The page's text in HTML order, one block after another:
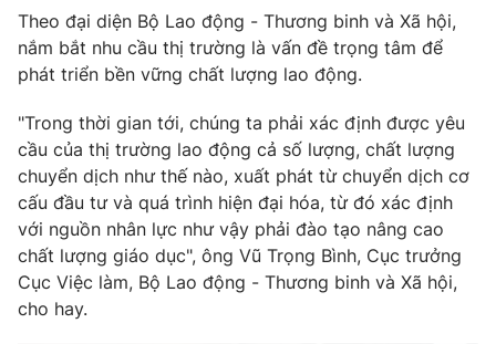
Theo đại diện Bộ Lao động - Thương binh và Xã hội,
nắm bắt nhu cầu thị trường là vấn đề trọng tâm để
phát triển bền vững chất lượng lao động.
"Trong thời gian tới, chúng ta phải xác định được yêu
cầu của thị trường lao động cả số lượng, chất lượng
chuyển dịch như thế nào, xuất phát từ chuyển dịch cơ
cấu đầu tư và quá trình hiện đại hóa, từ đó xác định
với nguồn nhân lực như vậy phải đào tạo nâng cao
chất lượng giáo dục", ông Vũ Trọng Bình, Cục trưởng
Cục Việc làm, Bộ Lao động - Thương binh và Xã hội,
cho hay.